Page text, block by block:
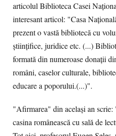
articolul Biblioteca Casei
interesant articol: "Casa
prezent o vastă bibliotecă cu
ştiinţifice, juridice etc. (...)
formată din numeroase donaţii
români, caselor culturale,
educare a poporului.(...)".
"Afirmarea" din acelaşi an
casina românească cu sală de